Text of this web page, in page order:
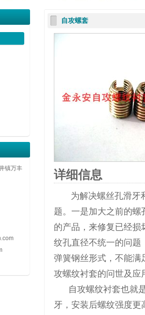
公司 0755-88843616
套，插销螺套厂家深圳市金永安装实业有限公司 0755-
公司 0755-88843616
套，插销螺套厂家深圳市金永安装实业有限公司 0755-
公司 0755-88843616
套，插销螺套厂家深圳市金永安装实业有限公司 0755-
镇万丰
自攻螺套
详细信息
为解决螺丝孔滑牙和
题。一是加大之前的
的产品，来修复已经
纹孔直径不统一的问题
弹簧钢丝形式，不能满
攻螺纹衬套的问世及应
自攻螺纹衬套也就是
牙，安装后螺纹强度更